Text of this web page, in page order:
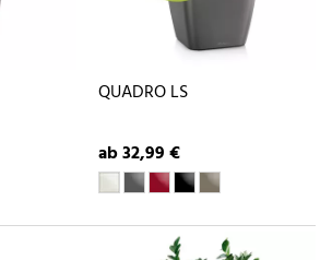
QUADRO LS
ab 32,99 €